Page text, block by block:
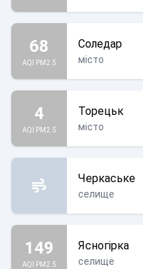
68
AQI PM2.5
Соледар
місто
4
AQI PM2.5
Торецьк
місто
Черкаське
селище
149
AQI PM2.5
Ясногірка
селище